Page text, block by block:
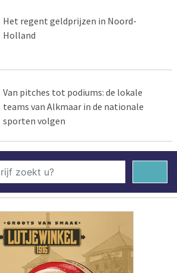
Het regent geldprijzen in Noord-
Holland
Van pitches tot podiums: de lokale
teams van Alkmaar in de nationale
sporten volgen